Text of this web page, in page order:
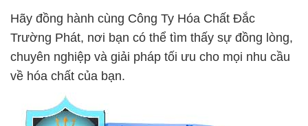
Hãy đồng hành cùng Công Ty Hóa Chất Đắc
Trường Phát, nơi bạn có thể tìm thấy sự đồng lòng,
chuyên nghiệp và giải pháp tối ưu cho mọi nhu cầu
về hóa chất của bạn.